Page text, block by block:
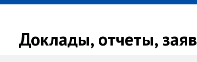
Доклады, отчеты,